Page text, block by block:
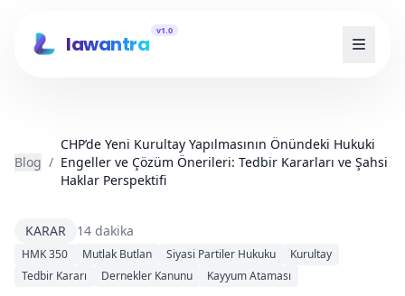
lawantra
v1.0
Blog /
CHP’de Yeni Kurultay Yapılmasının Önündeki Hukuki
Engeller ve Çözüm Önerileri: Tedbir Kararları ve Şahsi
Haklar Perspektifi
KARAR 14 dakika
HMK 350 Mutlak Butlan Siyasi Partiler Hukuku
Kurultay
Tedbir Kararı
Dernekler Kanunu Kayyum Ataması